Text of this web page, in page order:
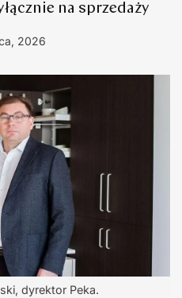
na sprzedaży
2026
dyrektor Peka.